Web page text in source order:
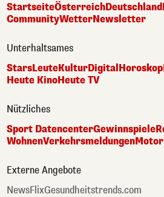
StartseiteÖsterreichDeutschland
CommunityWetterNewsletter
Unterhaltsames
StarsLeuteKulturDigital Horoskop
Heute KinoHeute TV
Nützliches
Sport DatencenterGewinnspiele
WohnenVerkehrsmeldungenMotor
Externe Angebote
NewsFlixGesundheitstrends.com